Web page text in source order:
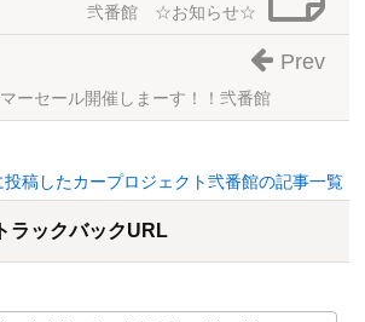
弐番館 ☆お知らせ☆
ーセール開催しまーす！！弐番館
Prev
稿したカープロジェクト弐番館の記事一覧
ラックバックURL